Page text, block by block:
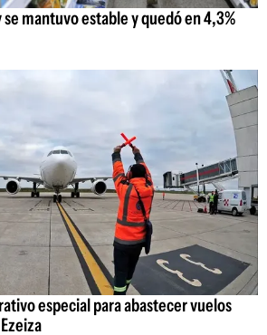
mantuvo estable y quedó en 4,3%
especial para abastecer vuelos